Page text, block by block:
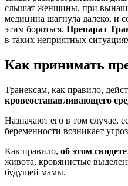
слышат женщины, при
медицина шагнула далеко, и
этим бороться. Препарат
в таких неприятных
Как принимать
Транексам, как правило,
кровеостанавливающего
Назначают его в том случае,
беременности возникает
Как правило, об этом
живота, кровянистые
будущей мамы.